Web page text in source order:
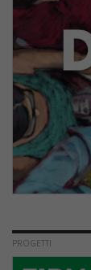
PROGETTI